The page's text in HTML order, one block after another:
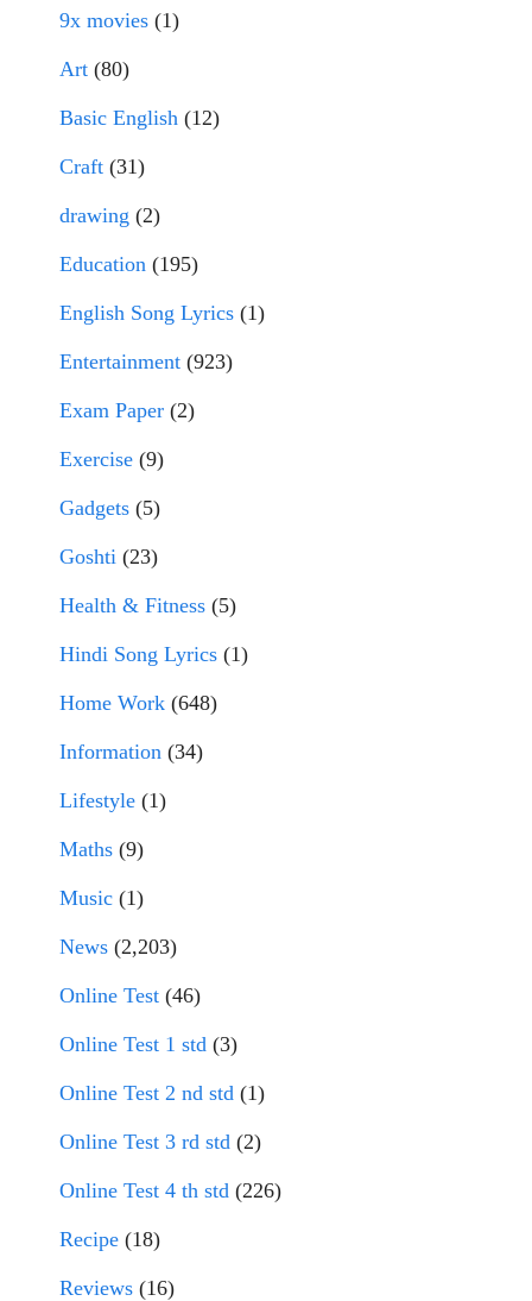
9x movies (1)
Art (80)
Basic English (12)
Craft (31)
drawing (2)
Education (195)
English Song Lyrics (1)
Entertainment (923)
Exam Paper (2)
Exercise (9)
Gadgets (5)
Goshti (23)
Health & Fitness (5)
Hindi Song Lyrics (1)
Home Work (648)
Information (34)
Lifestyle (1)
Maths (9)
Music (1)
News (2,203)
Online Test (46)
Online Test 1 std (3)
Online Test 2 nd std (1)
Online Test 3 rd std (2)
Online Test 4 th std (226)
Recipe (18)
Reviews (16)